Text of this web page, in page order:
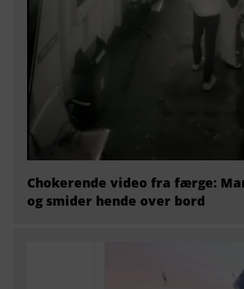
Chokerende video fra færge:
og smider hende over bord